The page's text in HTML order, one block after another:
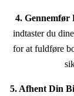
4. Gennemfør
indtaster du
for at fuldføre
5. Afhent Din